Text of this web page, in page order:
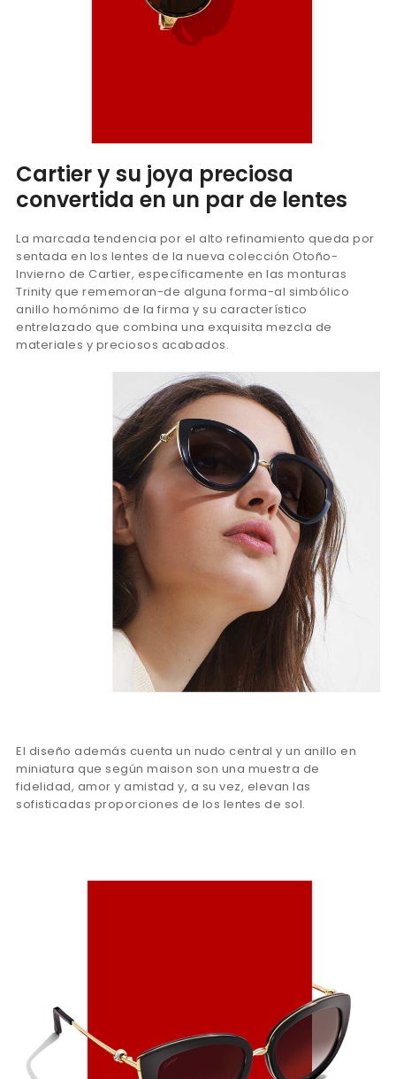
Cartier y su joya preciosa
convertida en un par de lentes
La marcada tendencia por el alto refinamiento queda por
sentada en los lentes de la nueva colección Otoño-
Invierno de Cartier, específicamente en las monturas
Trinity que rememoran-de alguna forma-al simbólico
anillo homónimo de la firma y su característico
entrelazado que combina una exquisita mezcla de
materiales y preciosos acabados.
El diseño además cuenta un nudo central y un anillo en
miniatura que según maison son una muestra de
fidelidad, amor y amistad y, a su vez, elevan las
sofisticadas proporciones de los lentes de sol.